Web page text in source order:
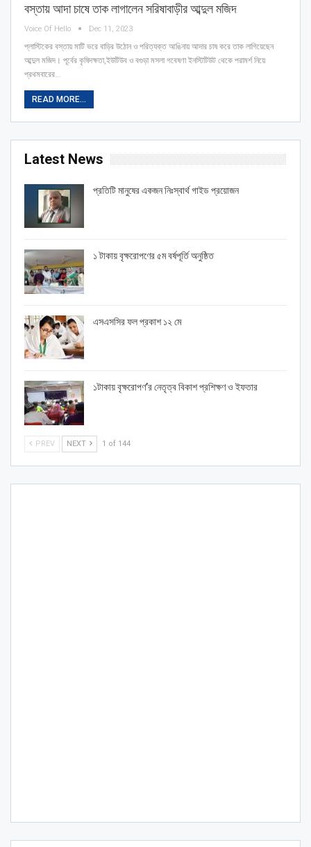
বস্তায় আদা চাষে তাক লাগালেন সরিষাবাড়ীর আব্দুল মজিদ
Voice Of Hello Dec 11, 2023
প্লাস্টিকের বস্তায় মাটি ভরে বাড়ির উঠোন ও পরিত্যক্ত আঙিনায় আদার চাষ করে তাক লাগিয়েছেন
আব্দুল মজিদ। পূর্বের কৃষিদক্ষতা,ইউটিউব ও বগুড়া মসলা গবেষণা ইনস্টিটিউট থেকে পরামর্শ নিয়ে
প্রথমবারের
READ MORE...
Latest News
প্রতিটি মানুষের একজন নিঃস্বার্থ গাইড প্রয়োজন
১ টাকায় বৃক্ষরোপণের ৫ম বর্ষপূর্তি অনুষ্ঠিত
এসএসসির ফল প্রকাশ ১২ মে
১টাকায় বৃক্ষরোপণ’র নেতৃত্ব বিকাশ প্রশিক্ষণ ও ইফতার
PREV NEXT 1 of 144